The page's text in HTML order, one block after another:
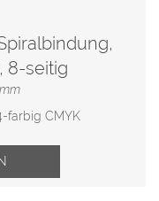
8-seitig
farbig CMYK